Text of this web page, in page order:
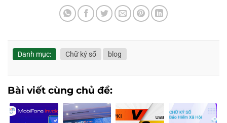
Danh mục: Chữ ký số blog
Bài viết cùng chủ đề: